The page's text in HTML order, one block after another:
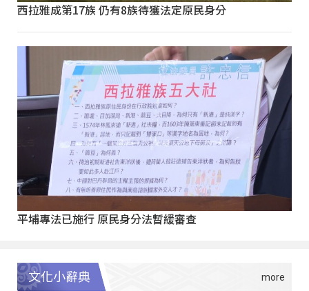
西拉雅成第17族 仍有8族待獲法定原民身分
平埔專法已施行 原民身分法暫緩審查
文化小辭典